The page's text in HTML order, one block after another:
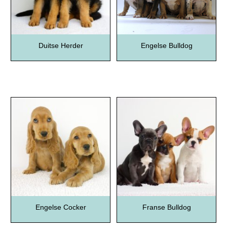
Duitse Herder Engelse Bulldog
Engelse Cocker Franse Bulldog